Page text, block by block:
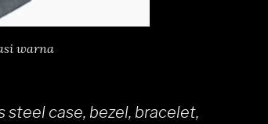
warna
steel case, bezel, bracelet,